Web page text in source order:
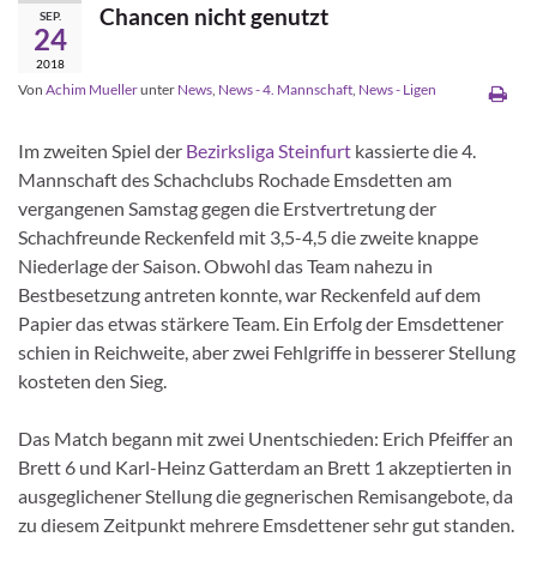
SEP.
24
2018
Chancen nicht genutzt
Von Achim Muellerunter News News - 4. Mannschaft News - Ligen
Im zweiten Spiel der Bezirksliga Steinfurt kassierte die 4.
Mannschaft des Schachclubs Rochade Emsdetten am
vergangenen Samstag gegen die Erstvertretung der
Schachfreunde Reckenfeld mit 3,5-4,5 die zweite knappe
Niederlage der Saison. Obwohl das Team nahezu in
Bestbesetzung antreten konnte, war Reckenfeld auf dem
Papier das etwas stärkere Team. Ein Erfolg der Emsdettener
schien in Reichweite, aber zwei Fehlgriffe in besserer Stellung
kosteten den Sieg.
Das Match begann mit zwei Unentschieden: Erich Pfeiffer an
Brett 6 und Karl-Heinz Gatterdam an Brett 1 akzeptierten in
ausgeglichener Stellung die gegnerischen Remisangebote, da
zu diesem Zeitpunkt mehrere Emsdettener sehr gut standen.